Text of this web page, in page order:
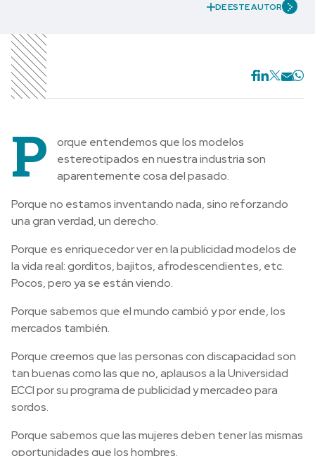
DE ESTE AUTOR
P
orque entendemos que los modelos
estereotipados en nuestra industria son
aparentemente cosa del pasado.
Porque no estamos inventando nada, sino reforzando
una gran verdad, un derecho.
Porque es enriquecedor ver en la publicidad modelos de
la vida real: gorditos, bajitos, afrodescendientes, etc.
Pocos, pero ya se están viendo.
Porque sabemos que el mundo cambió y por ende, los
mercados también.
Porque creemos que las personas con discapacidad son
tan buenas como las que no, aplausos a la Universidad
ECCI por su programa de publicidad y mercadeo para
sordos.
Porque sabemos que las mujeres deben tener las mismas
oportunidades que los hombres.